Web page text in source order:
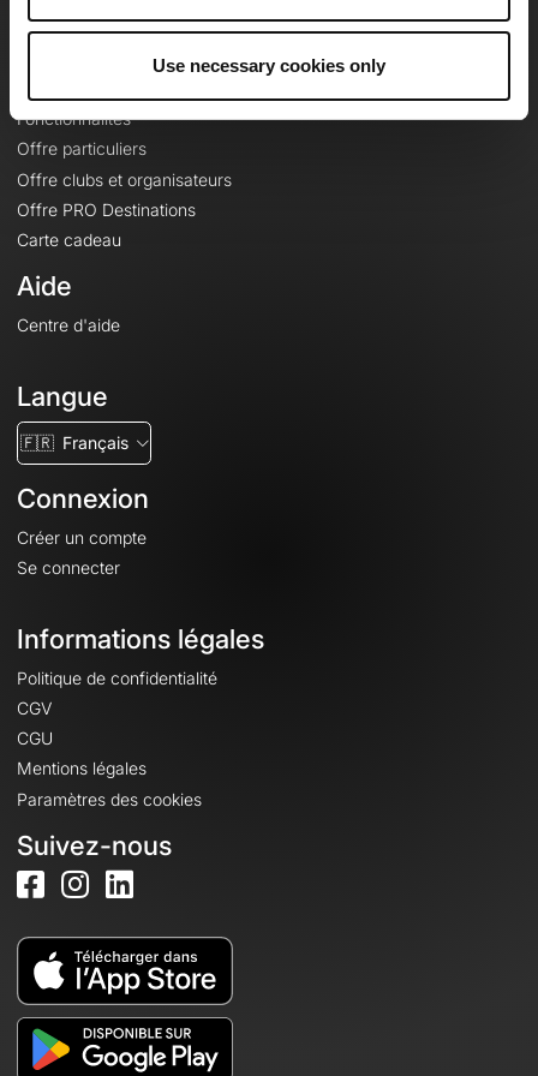
Use necessary cookies only
Fonctionnalités
Offre particuliers
Offre clubs et organisateurs
Offre PRO Destinations
Carte cadeau
Aide
Centre d'aide
Langue
🇫🇷 Français
Connexion
Créer un compte
Se connecter
Informations légales
Politique de confidentialité
CGV
CGU
Mentions légales
Paramètres des cookies
Suivez-nous